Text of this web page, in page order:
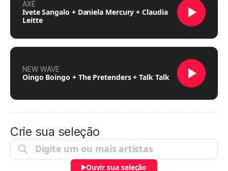
AXÉ
Ivete Sangalo + Daniela Mercury + Claudia
Leitte
NEW WAVE
Oingo Boingo + The Pretenders + Talk Talk
Crie sua seleção
Ouvir sua seleção